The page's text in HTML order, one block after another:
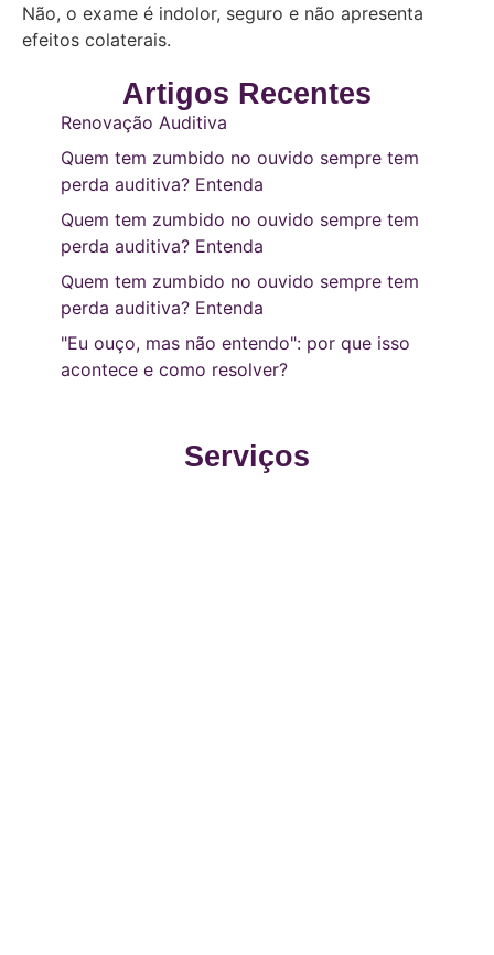
Não, o exame é indolor, seguro e não apresenta
efeitos colaterais.
Artigos Recentes
Renovação Auditiva
Quem tem zumbido no ouvido sempre tem
perda auditiva? Entenda
Quem tem zumbido no ouvido sempre tem
perda auditiva? Entenda
Quem tem zumbido no ouvido sempre tem
perda auditiva? Entenda
"Eu ouço, mas não entendo": por que isso
acontece e como resolver?
Serviços